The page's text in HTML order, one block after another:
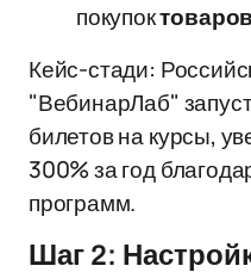
покупоктоваров
Кейс-стади:
"ВебинарЛаб"
билетов на курсы,
300% за год
программ.
Шаг 2: